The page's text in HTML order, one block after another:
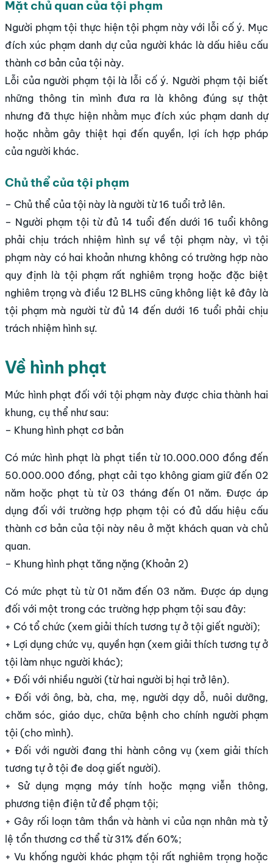
Mặt chủ quan của tội phạm
Người phạm tội thực hiện tội phạm này với lỗi cố ý. Mục
đích xúc phạm danh dự của người khác là dấu hiêu cấu
thành cơ bản của tội này.
Lỗi của người phạm tội là lỗi cố ý. Người phạm tội biết
những thông tin mình đưa ra là không đúng sự thật
nhưng đã thực hiện nhằm mục đích xúc phạm danh dự
hoặc nhằm gây thiệt hại đến quyền, lợi ích hợp pháp
của người khác.
Chủ thể của tội phạm
– Chủ thể của tội này là người từ 16 tuổi trở lên.
– Người phạm tội từ đủ 14 tuổi đến dưới 16 tuổi không
phải chịu trách nhiệm hình sự về tội phạm này, vì tội
phạm này có hai khoản nhưng không có trường hợp nào
quy định là tội phạm rất nghiêm trọng hoặc đặc biệt
nghiêm trọng và điều 12 BLHS cũng không liệt kê đây là
tội phạm mà người từ đủ 14 đến dưới 16 tuổi phải chịu
trách nhiệm hình sự.
Về hình phạt
Mức hình phạt đối với tội phạm này được chia thành hai
khung, cụ thể như sau:
– Khung hình phạt cơ bản
Có mức hình phạt là phạt tiền từ 10.000.000 đồng đến
50.000.000 đồng, phạt cải tạo không giam giữ đến 02
năm hoặc phạt tù từ 03 tháng đến 01 năm. Được áp
dụng đối với trường hợp phạm tội có đủ dấu hiệu cấu
thành cơ bản của tội này nêu ở mặt khách quan và chủ
quan.
– Khung hình phạt tăng nặng (Khoản 2)
Có mức phạt tù từ 01 năm đến 03 năm. Được áp dụng
đối với một trong các trường hợp phạm tội sau đây:
+ Có tổ chức (xem giải thích tương tự ở tội giết người);
+ Lợi dụng chức vụ, quyền hạn (xem giải thích tương tự ở
tội làm nhục người khác);
+ Đối với nhiều người (từ hai người bị hại trở lên).
+ Đối với ông, bà, cha, mẹ, người dạy dỗ, nuôi dưỡng,
chăm sóc, giáo dục, chữa bệnh cho chính người phạm
tội (cho mình).
+ Đối với người đang thi hành công vụ (xem giải thích
tương tự ở tội đe doạ giết người).
+ Sử dụng mạng máy tính hoặc mạng viễn thông,
phương tiện điện tử để phạm tội;
+ Gây rối loạn tâm thần và hành vi của nạn nhân mà tỷ
lệ tổn thương cơ thể từ 31% đến 60%;
+ Vu khống người khác phạm tội rất nghiêm trọng hoặc